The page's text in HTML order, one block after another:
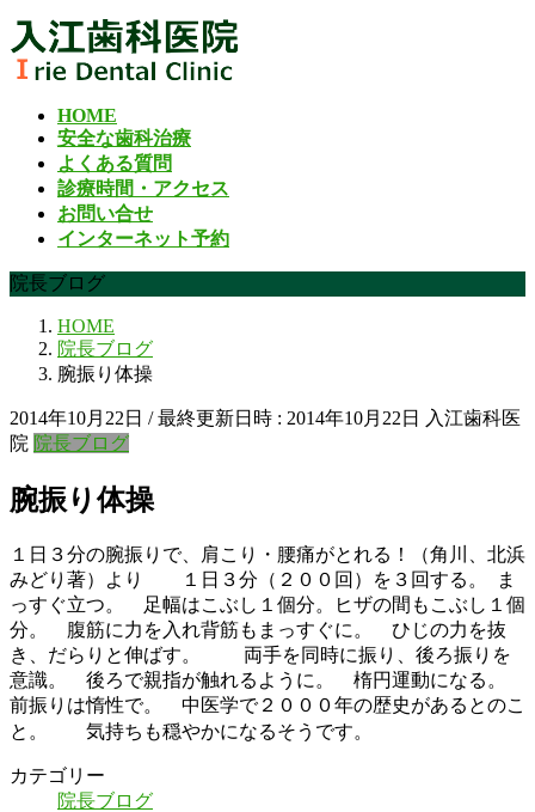
コ
ン
テ
ナ
ビ
ゲ
HOME
安全な歯科治療
よくある質問
診療時間・アクセス
お問い合せ
インターネット予約
院長ブログ
HOME
院長ブログ
腕振り体操
2014年10月22日 / 最終更新日時 : 2014年10月22日
入江歯科医
院 院長ブログ
腕振り体操
１日３分の腕振りで、肩こり・腰痛がとれる！（角川、北浜
みどり著）より １日３分（２００回）を３回する。 ま
っすぐ立つ。 足幅はこぶし１個分。ヒザの間もこぶし１個
分。 腹筋に力を入れ背筋もまっすぐに。 ひじの力を抜
き、だらりと伸ばす。 両手を同時に振り、後ろ振りを
意識。 後ろで親指が触れるように。 楕円運動になる。
前振りは惰性で。 中医学で２０００年の歴史があるとのこ
と。
気持ちも穏やかになるそうです。
カテゴリー
院長ブログ